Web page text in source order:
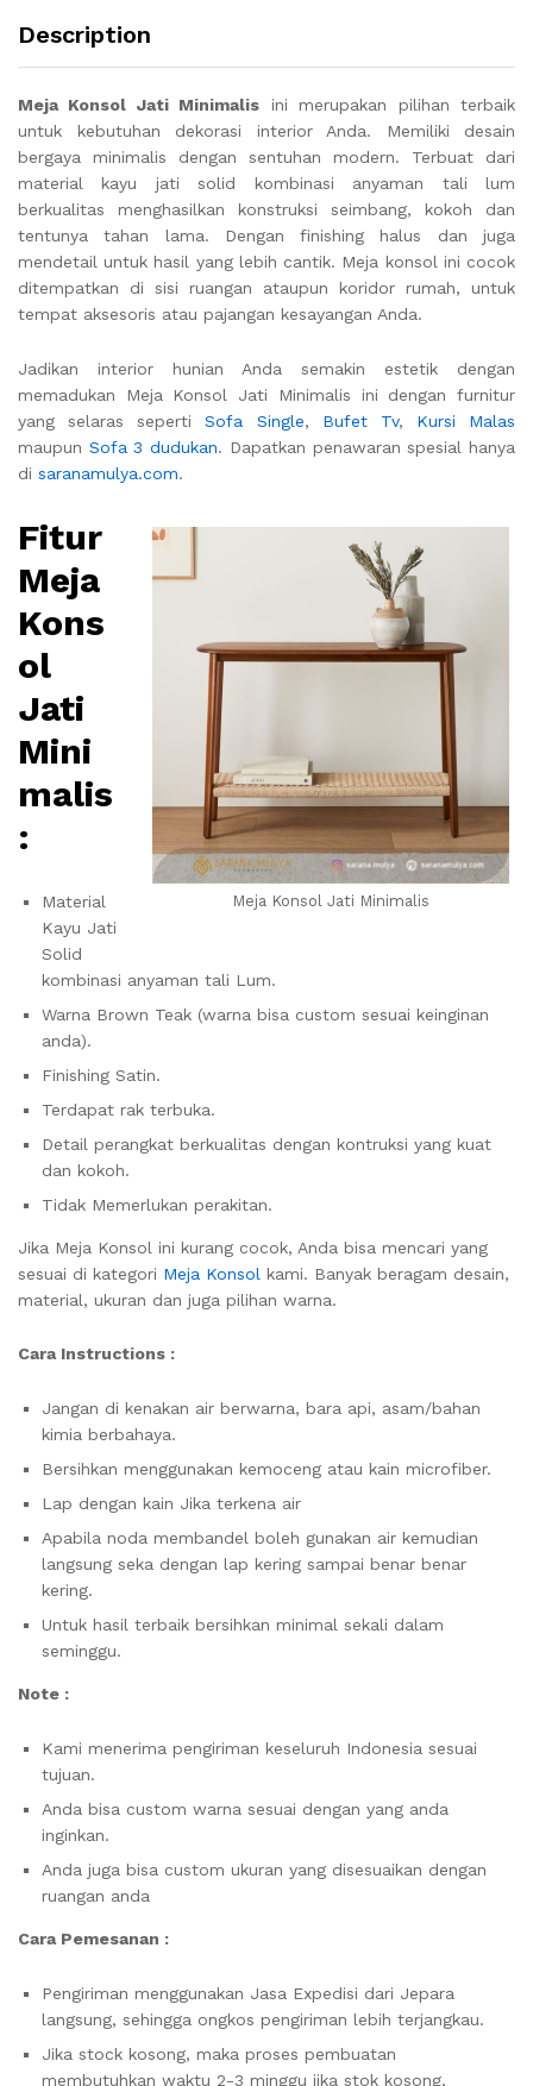
Description
Meja Konsol Jati Minimalis ini merupakan pilihan terbaik
untuk kebutuhan dekorasi interior Anda. Memiliki desain
bergaya minimalis dengan sentuhan modern. Terbuat dari
material kayu jati solid kombinasi anyaman tali lum
berkualitas menghasilkan konstruksi seimbang, kokoh dan
tentunya tahan lama. Dengan finishing halus dan juga
mendetail untuk hasil yang lebih cantik. Meja konsol ini cocok
ditempatkan di sisi ruangan ataupun koridor rumah, untuk
tempat aksesoris atau pajangan kesayangan Anda.
Jadikan interior hunian Anda semakin estetik dengan
memadukan Meja Konsol Jati Minimalis ini dengan furnitur
yang selaras sepertiSofa Single, Bufet Tv, Kursi Malas
maupun Sofa 3 dudukan. Dapatkan penawaran spesial hanya
di saranamulya.com.
Meja Konsol Jati Minimalis
Fitur
Meja
Kons
ol
Jati
Mini
malis
:
Material
Kayu Jati
Solid
kombinasi anyaman tali Lum.
Warna Brown Teak (warna bisa custom sesuai keinginan
anda).
Finishing Satin.
Terdapat rak terbuka.
Detail perangkat berkualitas dengan kontruksi yang kuat
dan kokoh.
Tidak Memerlukan perakitan.
Jika Meja Konsol ini kurang cocok, Anda bisa mencari yang
sesuai di kategori Meja Konsol kami. Banyak beragam desain,
material, ukuran dan juga pilihan warna.
Cara Instructions :
Jangan di kenakan air berwarna, bara api, asam/bahan
kimia berbahaya.
Bersihkan menggunakan kemoceng atau kain microfiber.
Lap dengan kain Jika terkena air
Apabila noda membandel boleh gunakan air kemudian
langsung seka dengan lap kering sampai benar benar
kering.
Untuk hasil terbaik bersihkan minimal sekali dalam
seminggu.
Note :
Kami menerima pengiriman keseluruh Indonesia sesuai
tujuan.
Anda bisa custom warna sesuai dengan yang anda
inginkan.
Anda juga bisa custom ukuran yang disesuaikan dengan
ruangan anda
Cara Pemesanan :
Pengiriman menggunakan Jasa Expedisi dari Jepara
langsung, sehingga ongkos pengiriman lebih terjangkau.
Jika stock kosong, maka proses pembuatan
membutuhkan waktu 2-3 minggu jika stok kosong,